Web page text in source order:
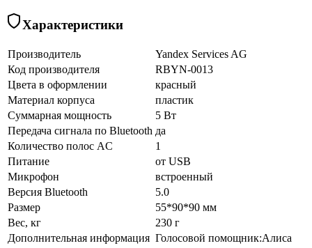
Характеристики
Производитель
Yandex Services AG
Код производителя
RBYN-0013
Цвета в оформлении
красный
Материал корпуса
пластик
Суммарная мощность
5 Вт
Передача сигнала по Bluetooth да
Количество полос AC
1
Питание
от USB
Микрофон
встроенный
Версия Bluetooth
5.0
Размер
55*90*90 мм
Вес, кг
230 г
Дополнительная информация Голосовой помощник:Алиса